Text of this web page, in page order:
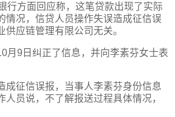
行方面回应称，这笔贷款出现了实际
情况，信贷人员操作失误造成征信误
应链管理有限公司无关。
月9日纠正了信息，并向李素芬女士表
成征信误报，当事人李素芬身份信息
人员说，不了解报送过程具体情况，